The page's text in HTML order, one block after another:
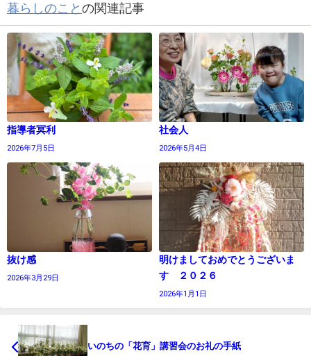
暮らしのことの関連記事
指導者冥利
2026年7月5日
社会人
2026年5月4日
抜け感
2026年3月29日
明けましておめでとうございま
す ２０２６
2026年1月1日
いのちの「花育」講習会のお礼の手紙